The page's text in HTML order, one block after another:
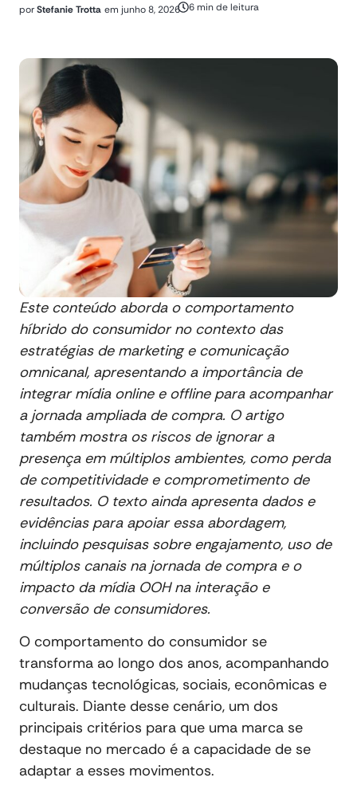
porStefanie Trotta em junho 8, 2026 6 min de leitura
Este conteúdo aborda o comportamento
híbrido do consumidor no contexto das
estratégias de marketing e comunicação
omnicanal, apresentando a importância de
integrar mídia online e offline para acompanhar
a jornada ampliada de compra. O artigo
também mostra os riscos de ignorar a
presença em múltiplos ambientes, como perda
de competitividade e comprometimento de
resultados. O texto ainda apresenta dados e
evidências para apoiar essa abordagem,
incluindo pesquisas sobre engajamento, uso de
múltiplos canais na jornada de compra e o
impacto da mídia OOH na interação e
conversão de consumidores.
O comportamento do consumidor se
transforma ao longo dos anos, acompanhando
mudanças tecnológicas, sociais, econômicas e
culturais. Diante desse cenário, um dos
principais critérios para que uma marca se
destaque no mercado é a capacidade de se
adaptar a esses movimentos.